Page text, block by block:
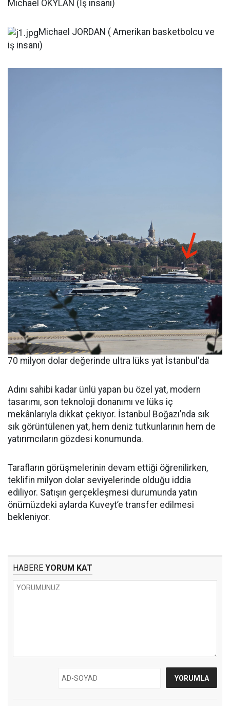
Michael OKYLAN (İş insanı)
Michael JORDAN ( Amerikan basketbolcu ve
iş insanı)
70 milyon dolar değerinde ultra lüks yat İstanbul'da
Adını sahibi kadar ünlü yapan bu özel yat, modern
tasarımı, son teknoloji donanımı ve lüks iç
mekânlarıyla dikkat çekiyor. İstanbul Boğazı’nda sık
sık görüntülenen yat, hem deniz tutkunlarının hem de
yatırımcıların gözdesi konumunda.
Tarafların görüşmelerinin devam ettiği öğrenilirken,
teklifin milyon dolar seviyelerinde olduğu iddia
ediliyor. Satışın gerçekleşmesi durumunda yatın
önümüzdeki aylarda Kuveyt’e transfer edilmesi
bekleniyor.
HABERE YORUM KAT